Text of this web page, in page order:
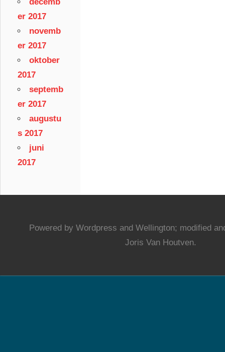
er 2017
novemb
er 2017
oktober
2017
septemb
er 2017
augustu
s 2017
juni
2017
Powered by Wordpress and Wellington; modified
Joris Van Houtven.